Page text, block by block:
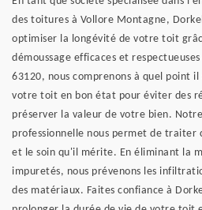
des toitures à Vollore Montagne,
optimiser la longévité de votre toit
démoussage efficaces et
63120, nous comprenons à quel point
votre toit en bon état pour éviter des
préserver la valeur de votre bien.
professionnelle nous permet de
et le soin qu'il mérite. En éliminant la
impuretés, nous prévenons les
des matériaux. Faites confiance à